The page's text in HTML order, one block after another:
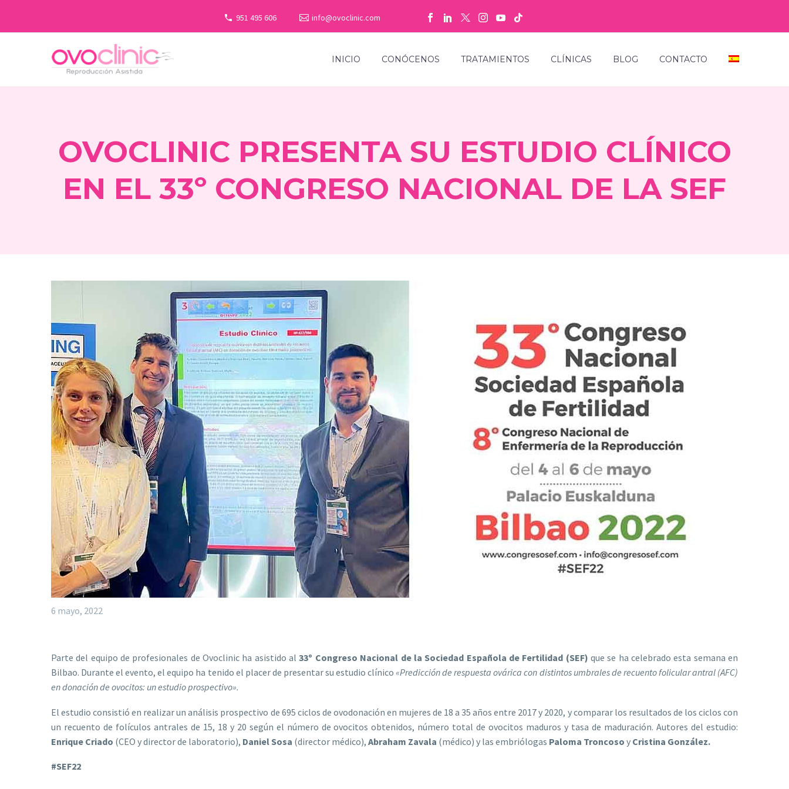
951 495 606 info@ovoclinic.com
INICIO CONÓCENOS TRATAMIENTOS CLÍNICAS BLOG CONTACTO
OVOCLINIC PRESENTA SU ESTUDIO CLÍNICO
EN EL 33º CONGRESO NACIONAL DE LA SEF
6 mayo, 2022
Parte del equipo de profesionales de Ovoclinic ha asistido al33º Congreso Nacional de la Sociedad Española de Fertilidad (SEF) que se ha celebrado esta semana en
Bilbao. Durante el evento, el equipo ha tenido el placer de presentar su estudio clínico«Predicción de respuesta ovárica con distintos umbrales de recuento folicular antral (AFC)
en donación de ovocitos: un estudio prospectivo».
El estudio consistió en realizar un análisis prospectivo de 695 ciclos de ovodonación en mujeres de 18 a 35 años entre 2017 y 2020, y comparar los resultados de los ciclos con
un recuento de folículos antrales de 15, 18 y 20 según el número de ovocitos obtenidos, número total de ovocitos maduros y tasa de maduración. Autores del estudio:
Enrique Criado (CEO y director de laboratorio), Daniel Sosa (director médico), Abraham Zavala (médico) y las embriólogas Paloma Troncoso y Cristina González.
#SEF22